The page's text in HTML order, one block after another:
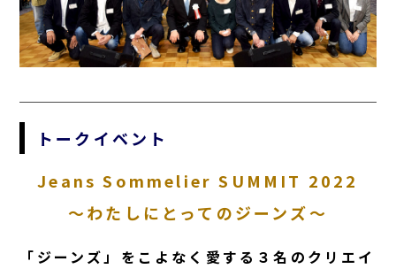
トークイベント
Jeans Sommelier SUMMIT 2022
〜わたしにとってのジーンズ〜
「ジーンズ」をこよなく愛する３名のクリエイ